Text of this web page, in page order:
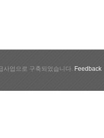
사업으로 구축되었습니다. Feedback